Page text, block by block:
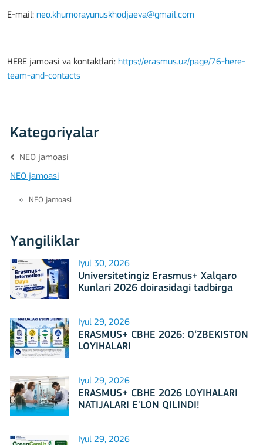
E-mail: neo.khumorayunuskhodjaeva@gmail.com
HERE jamoasi va kontaktlari: https://erasmus.uz/page/76-here-
team-and-contacts
Kategoriyalar
NEO jamoasi
NEO jamoasi
NEO jamoasi
Yangiliklar
Iyul 30, 2026
Universitetingiz Erasmus+ Xalqaro
Kunlari 2026 doirasidagi tadbirga
Iyul 29, 2026
ERASMUS+ CBHE 2026: O‘ZBEKISTON
LOYIHALARI
Iyul 29, 2026
ERASMUS+ CBHE 2026 LOYIHALARI
NATIJALARI E'LON QILINDI!
Iyul 29, 2026